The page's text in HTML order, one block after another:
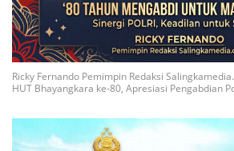
Ricky Fernando Pemimpin Redaksi
HUT Bhayangkara ke-80, Apresiasi Pengabdian